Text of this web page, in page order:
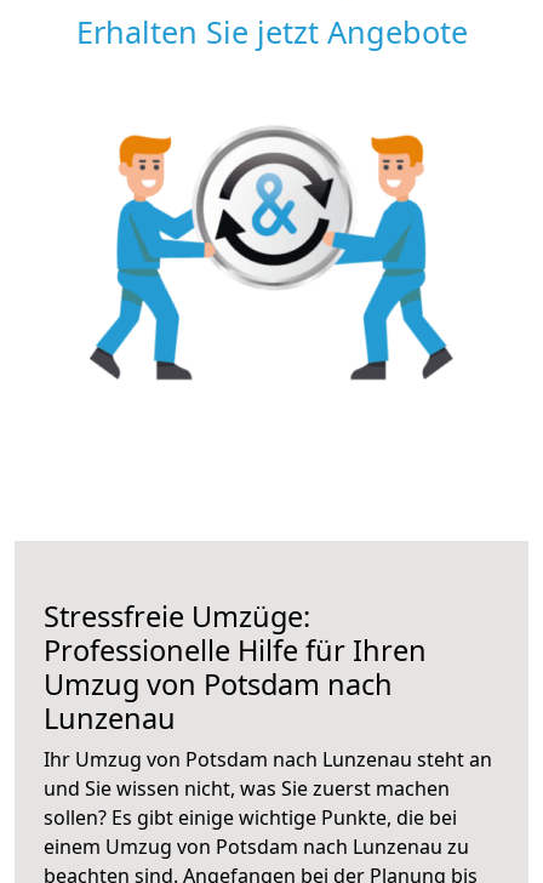
Erhalten Sie jetzt Angebote
Stressfreie Umzüge:
Professionelle Hilfe für Ihren
Umzug von Potsdam nach
Lunzenau
Ihr Umzug von Potsdam nach Lunzenau steht an
und Sie wissen nicht, was Sie zuerst machen
sollen? Es gibt einige wichtige Punkte, die bei
einem Umzug von Potsdam nach Lunzenau zu
beachten sind. Angefangen bei der Planung bis